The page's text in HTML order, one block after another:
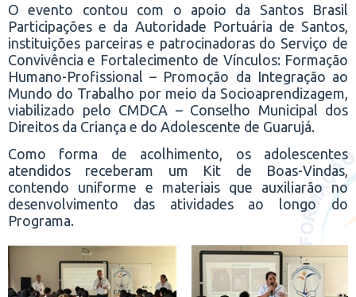
O evento contou com o apoio da Santos Brasil
Participações e da Autoridade Portuária de Santos,
instituições parceiras e patrocinadoras do Serviço de
Convivência e Fortalecimento de Vínculos: Formação
Humano-Profissional – Promoção da Integração ao
Mundo do Trabalho por meio da Socioaprendizagem,
viabilizado pelo CMDCA – Conselho Municipal dos
Direitos da Criança e do Adolescente de Guarujá.
Como forma de acolhimento, os adolescentes
atendidos receberam um Kit de Boas-Vindas,
contendo uniforme e materiais que auxiliarão no
desenvolvimento das atividades ao longo do
Programa.